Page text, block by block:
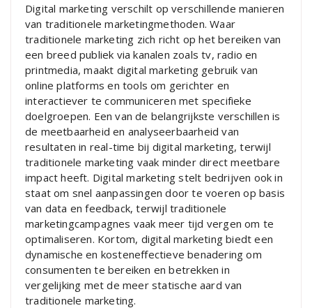
Digital marketing verschilt op verschillende manieren
van traditionele marketingmethoden. Waar
traditionele marketing zich richt op het bereiken van
een breed publiek via kanalen zoals tv, radio en
printmedia, maakt digital marketing gebruik van
online platforms en tools om gerichter en
interactiever te communiceren met specifieke
doelgroepen. Een van de belangrijkste verschillen is
de meetbaarheid en analyseerbaarheid van
resultaten in real-time bij digital marketing, terwijl
traditionele marketing vaak minder direct meetbare
impact heeft. Digital marketing stelt bedrijven ook in
staat om snel aanpassingen door te voeren op basis
van data en feedback, terwijl traditionele
marketingcampagnes vaak meer tijd vergen om te
optimaliseren. Kortom, digital marketing biedt een
dynamische en kosteneffectieve benadering om
consumenten te bereiken en betrekken in
vergelijking met de meer statische aard van
traditionele marketing.